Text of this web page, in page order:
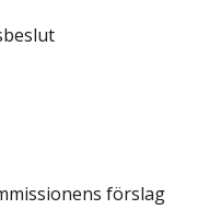
förslag